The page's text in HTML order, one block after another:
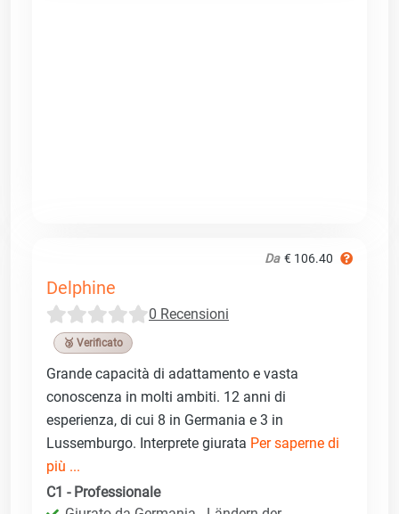
Da € 106.40
Delphine
0 Recensioni
🥉 Verificato
Grande capacità di adattamento e vasta
conoscenza in molti ambiti. 12 anni di
esperienza, di cui 8 in Germania e 3 in
Lussemburgo. Interprete giurata Per saperne di
più ...
C1 - Professionale